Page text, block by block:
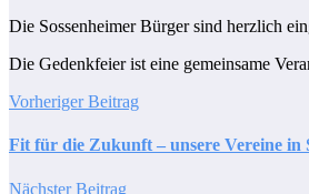
Die Sossenheimer Bürger sind herzlich
Die Gedenkfeier ist eine gemeinsame
Vorheriger Beitrag
Fit für die Zukunft – unsere Vereine in
Nächster Beitrag